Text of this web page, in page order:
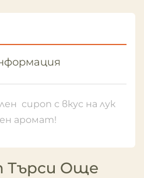
сироп с вкус на лук
аромат!
Търси Още